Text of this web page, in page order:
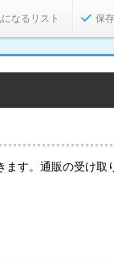
なるリスト 保
ます。通販の受け取